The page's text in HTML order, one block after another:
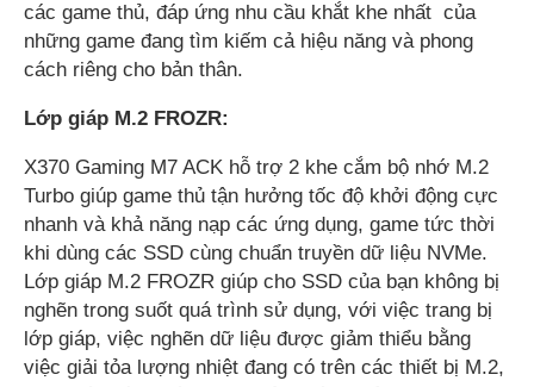
các game thủ, đáp ứng nhu cầu khắt khe nhất của
những game đang tìm kiếm cả hiệu năng và phong
cách riêng cho bản thân.
Lớp giáp M.2 FROZR:
X370 Gaming M7 ACK hỗ trợ 2 khe cắm bộ nhớ M.2
Turbo giúp game thủ tận hưởng tốc độ khởi động cực
nhanh và khả năng nạp các ứng dụng, game tức thời
khi dùng các SSD cùng chuẩn truyền dữ liệu NVMe.
Lớp giáp M.2 FROZR giúp cho SSD của bạn không bị
nghẽn trong suốt quá trình sử dụng, với việc trang bị
lớp giáp, việc nghẽn dữ liệu được giảm thiểu bằng
việc giải tỏa lượng nhiệt đang có trên các thiết bị M.2,